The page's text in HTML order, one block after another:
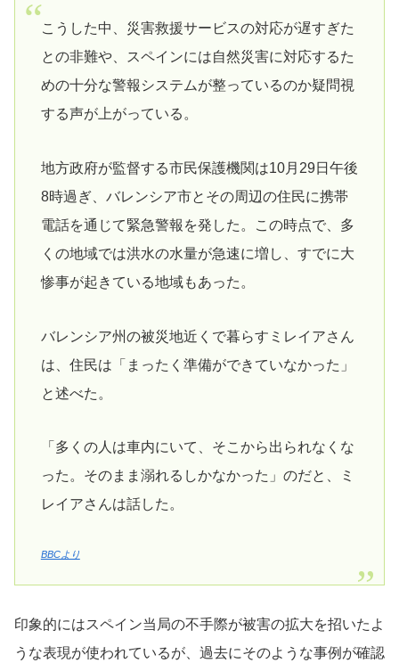
こうした中、災害救援サービスの対応が遅すぎた
との非難や、スペインには自然災害に対応するた
めの十分な警報システムが整っているのか疑問視
する声が上がっている。
地方政府が監督する市民保護機関は10月29日午後
8時過ぎ、バレンシア市とその周辺の住民に携帯
電話を通じて緊急警報を発した。この時点で、多
くの地域では洪水の水量が急速に増し、すでに大
惨事が起きている地域もあった。
バレンシア州の被災地近くで暮らすミレイアさん
は、住民は「まったく準備ができていなかった」
と述べた。
「多くの人は車内にいて、そこから出られなくな
った。そのまま溺れるしかなかった」のだと、ミ
レイアさんは話した。
BBCより
印象的にはスペイン当局の不手際が被害の拡大を招いたよ
うな表現が使われているが、過去にそのような事例が確認